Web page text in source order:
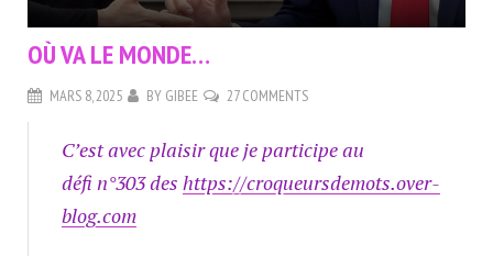
OÙ VA LE MONDE…
MARS 8, 2025 BY GIBEE 27 COMMENTS
C’est avec plaisir que je participe au
défi n°303 des https://croqueursdemots.over-
blog.com